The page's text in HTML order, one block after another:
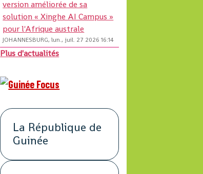
version améliorée de sa
solution « Xinghe AI Campus »
pour l'Afrique australe
JOHANNESBURG, lun., juil. 27 2026 16:14
Plus d'actualités
La République de
Guinée